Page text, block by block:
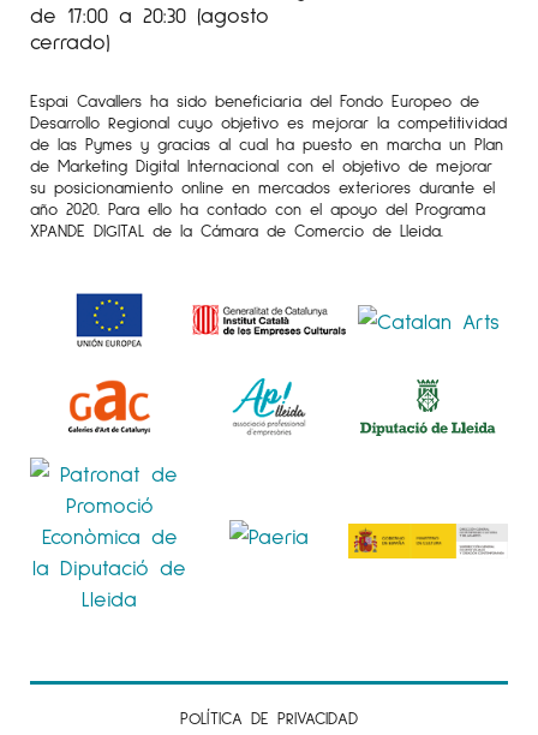
de 17:00 a 20:30 (agosto
cerrado)
Espai Cavallers ha sido beneficiaria del Fondo Europeo de
Desarrollo Regional cuyo objetivo es mejorar la competitividad
de las Pymes y gracias al cual ha puesto en marcha un Plan
de Marketing Digital Internacional con el objetivo de mejorar
su posicionamiento online en mercados exteriores durante el
año 2020. Para ello ha contado con el apoyo del Programa
XPANDE DIGITAL de la Cámara de Comercio de Lleida.
POLÍTICA DE PRIVACIDAD